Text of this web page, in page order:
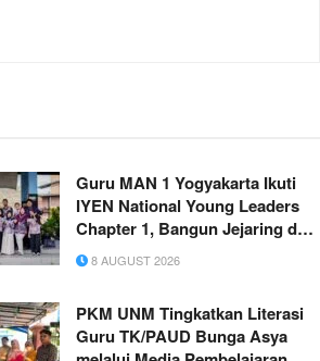
Guru MAN 1 Yogyakarta Ikuti
IYEN National Young Leaders
Chapter 1, Bangun Jejaring dan
Wawasan Kepemimpinan
8 AUGUST 2026
PKM UNM Tingkatkan Literasi
Guru TK/PAUD Bunga Asya